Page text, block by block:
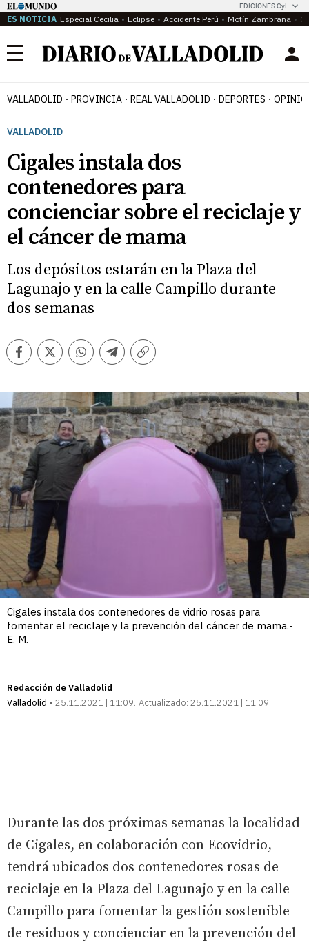
EDICIONES CyL
ES NOTICIA Especial Cecilia Eclipse Accidente Perú Motín Zambrana
Menú
VALLADOLID PROVINCIA REAL VALLADOLID DEPORTES
VALLADOLID
Cigales instala dos
contenedores para
concienciar sobre el reciclaje y
el cáncer de mama
Los depósitos estarán en la Plaza del
Lagunajo y en la calle Campillo durante
dos semanas
FacebookTwitterWhatsappTelegramCopiar
Cigales instala dos contenedores de vidrio rosas para
fomentar el reciclaje y la prevención del cáncer de mama.-
E. M.
Redacción de Valladolid
Valladolid
25.11.2021 | 11:09 Actualizado: 25.11.2021 | 11:09
Durante las dos próximas semanas la localidad
de Cigales, en colaboración con Ecovidrio,
tendrá ubicados dos contenedores rosas de
reciclaje en la Plaza del Lagunajo y en la calle
Campillo para fomentar la gestión sostenible
de residuos y concienciar en la prevención del